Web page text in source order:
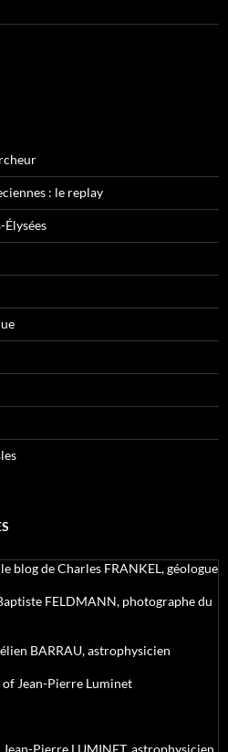
: le replay
Élysées
blog de Charles FRANKEL, géologue
FELDMANN, photographe du
BARRAU, astrophysicien
of Jean-Pierre Luminet